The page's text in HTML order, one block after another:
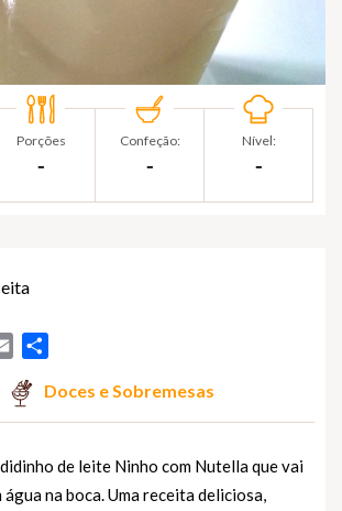
Porções
‐
Confeção:
‐
Nível:
‐
Email
Doces e Sobremesas
de leite Ninho com Nutella que vai
na boca. Uma receita deliciosa,